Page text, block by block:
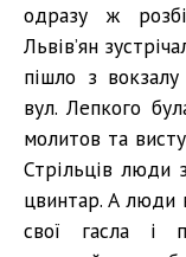
одразу ж
Львів’ян
пішло з
вул. Лепкого
молитов та
Стрільців люди
цвинтар. А люди
свої гасла і